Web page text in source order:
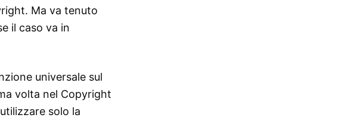
Ma va tenuto
il caso va in
universale sul
volta nel Copyright
solo la